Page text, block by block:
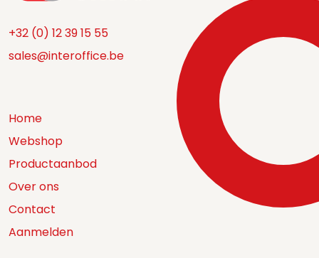
+32 (0) 12 39 15 55
sales@interoffice.be
Home
Webshop
Productaanbod
Over ons
Contact
Aanmelden